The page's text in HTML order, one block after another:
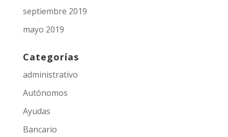
septiembre 2019
mayo 2019
Categorías
administrativo
Autónomos
Ayudas
Bancario